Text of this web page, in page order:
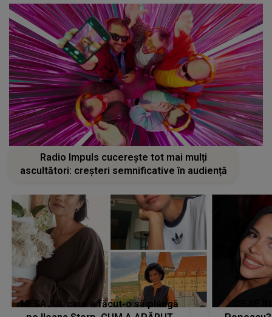
Radio Impuls cucerește tot mai mulți
ascultători: creșteri semnificative în audiență
MESAJUL care a făcut-o să plângă